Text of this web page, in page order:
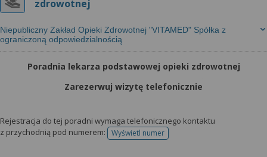
zdrowotnej
Niepubliczny Zakład Opieki Zdrowotnej "VITAMED" Spółka z
ograniczoną odpowiedzialnością
Poradnia lekarza podstawowej opieki zdrowotnej
Zarezerwuj wizytę telefonicznie
Rejestracja do tej poradni wymaga telefonicznego kontaktu
z przychodnią pod numerem:
Wyświetl numertelefonu do rejestracji